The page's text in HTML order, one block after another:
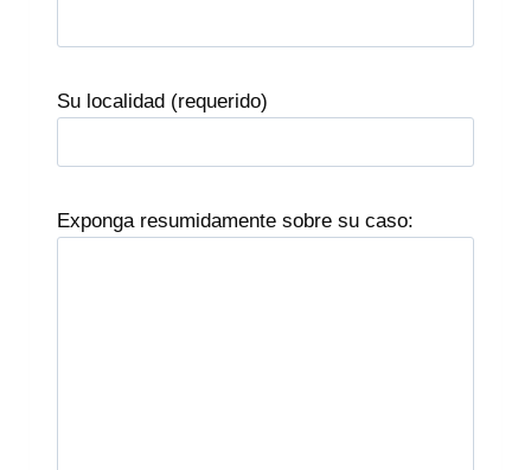
Su localidad (requerido)
Exponga resumidamente sobre su caso: